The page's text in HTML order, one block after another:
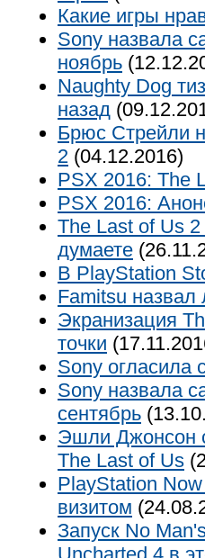
Какие игры
Sony назвала
ноябрь
Naughty Dog
назад
Брюс Стрейли
2 (04.12.2016)
PSX 2016: The
PSX 2016:
The Last of Us
думаете
В PlayStation
Famitsu
Экранизация
точки
Sony огласила
Sony назвала
сентябрь
Эшли Джонсон
The Last of Us
PlayStation
визитом
Запуск No